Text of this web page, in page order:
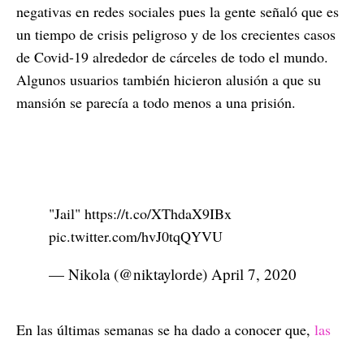
negativas en redes sociales pues la gente señaló que es
un tiempo de crisis peligroso y de los crecientes casos
de Covid-19 alrededor de cárceles de todo el mundo.
Algunos usuarios también hicieron alusión a que su
mansión se parecía a todo menos a una prisión.
"Jail" https://t.co/XThdaX9IBx
pic.twitter.com/hvJ0tqQYVU
— Nikola (@niktaylorde) April 7, 2020
En las últimas semanas se ha dado a conocer que, las